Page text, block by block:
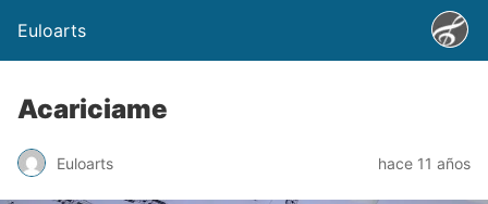
Euloarts
Acariciame
Euloarts hace 11 años